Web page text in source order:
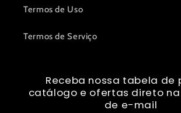
Termos de Uso
Termos de Serviço
Receba nossa tabela de
catálogo e ofertas direto na
de e-mail